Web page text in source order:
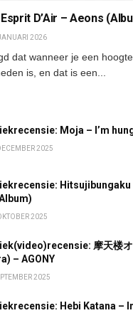
D’Air – Aeons
2026
dat wanneer je een
is, en dat is een...
Moja – I’m
2025
Hitsujibungaku
2025
摩天楼
– AGONY
2025
Hebi Katana –